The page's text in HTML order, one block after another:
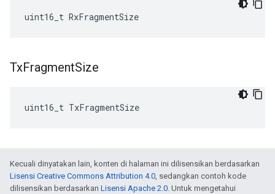
uint16_t RxFragmentSize
TxFragmentSize
uint16_t TxFragmentSize
Kecuali dinyatakan lain, konten di halaman ini dilisensikan berdasarkan
Lisensi Creative Commons Attribution 4.0, sedangkan contoh kode
dilisensikan berdasarkan Lisensi Apache 2.0. Untuk mengetahui